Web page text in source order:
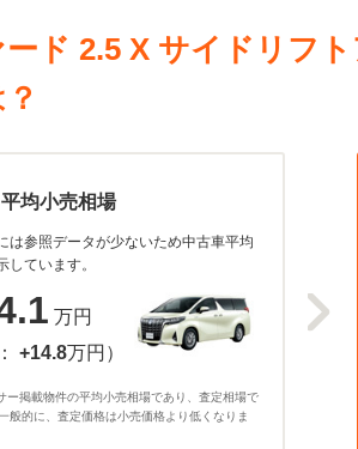
ド 2.5 X サイドリフ
均小売相場
は参照データが少ないため中古車平均
しています。
万円
+14.8万円）
ー掲載物件の平均小売相場であり、査定相場で
般的に、査定価格は小売価格より低くなりま